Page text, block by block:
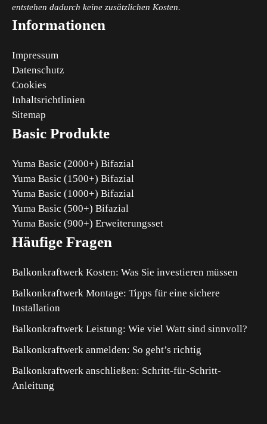
entstehen dadurch keine zusätzlichen Kosten.
Informationen
Impressum
Datenschutz
Cookies
Inhaltsrichtlinien
Sitemap
Basic Produkte
Yuma Basic (2000+) Bifazial
Yuma Basic (1500+) Bifazial
Yuma Basic (1000+) Bifazial
Yuma Basic (500+) Bifazial
Yuma Basic (900+) Erweiterungsset
Häufige Fragen
Balkonkraftwerk Kosten: Was Sie investieren müssen
Balkonkraftwerk Montage: Tipps für eine sichere
Installation
Balkonkraftwerk Leistung: Wie viel Watt sind sinnvoll?
Balkonkraftwerk anmelden: So geht’s richtig
Balkonkraftwerk anschließen: Schritt-für-Schritt-
Anleitung